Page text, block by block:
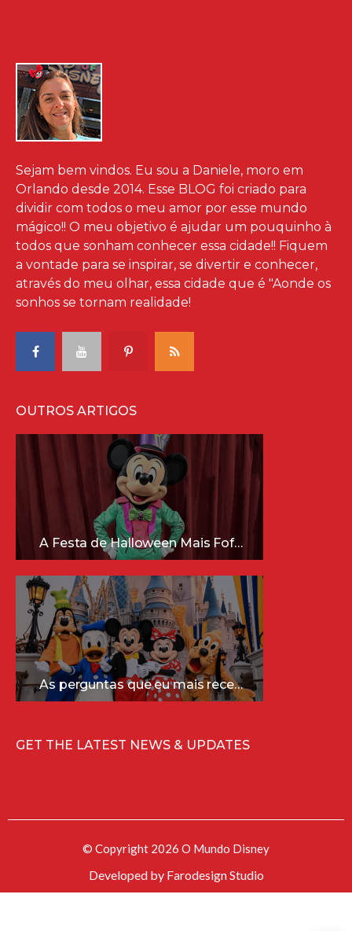
Sejam bem vindos. Eu sou a Daniele, moro em
Orlando desde 2014. Esse BLOG foi criado para
dividir com todos o meu amor por esse mundo
mágico!! O meu objetivo é ajudar um pouquinho à
todos que sonham conhecer essa cidade!! Fiquem
a vontade para se inspirar, se divertir e conhecer,
através do meu olhar, essa cidade que é "Aonde os
sonhos se tornam realidade!
OUTROS ARTIGOS
A Festa de Halloween Mais Fofa da Disney Está Chegando!
As perguntas que eu mais recebo sobre a Disney (e as respostas mais sinceras!)
GET THE LATEST NEWS & UPDATES
© Copyright 2026 O Mundo Disney
Developed by Farodesign Studio